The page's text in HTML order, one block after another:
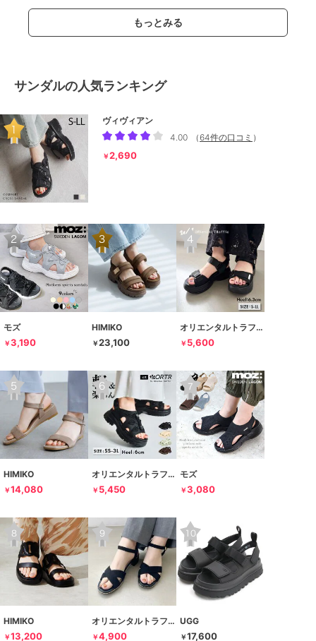
もっとみる
サンダルの人気ランキング
ヴィヴィアン
4.00
（64件の口コミ ）
￥2,690
モズ
￥3,190
HIMIKO
￥23,100
オリエンタルトラフィック
￥ 5,600
HIMIKO
￥14,080
オリエンタルトラフィック
￥ 5,450
モズ
￥3,080
HIMIKO
￥13,200
オリエンタルトラフィック
￥4,900
UGG
￥17,600